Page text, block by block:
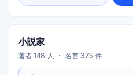
小説家
著者 148 人 ・ 名言 375 件